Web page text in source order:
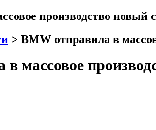
производство новый
> BMW отправила в
массовое